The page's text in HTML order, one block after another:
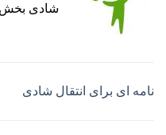
شادی
نامه ای برای انتقال شادی